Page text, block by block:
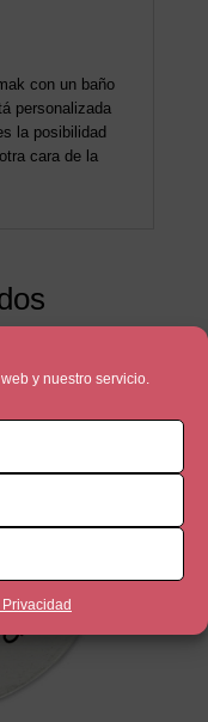
y nuestro servicio.
con un baño
personalizada
la posibilidad
cara de la